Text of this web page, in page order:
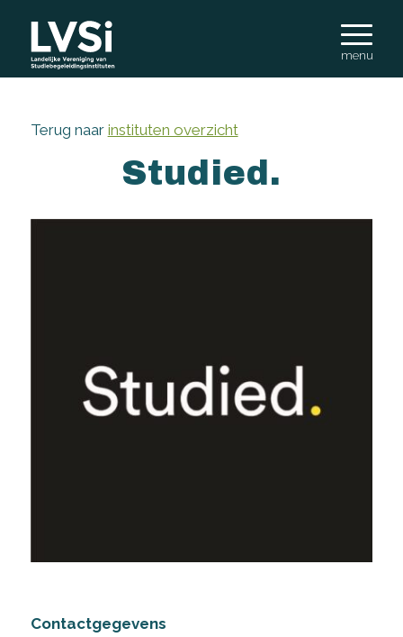
Terug naar instituten overzicht
Studied.
Contactgegevens